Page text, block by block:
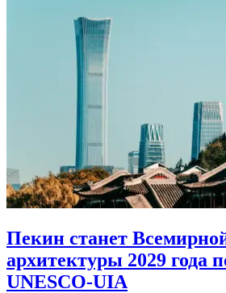
Пекин станет
архитектуры 2029 года
UNESCO-UIA